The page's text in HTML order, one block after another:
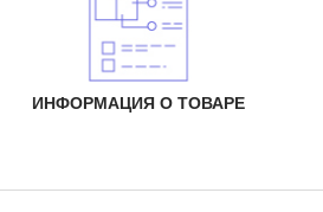
ИНФОРМАЦИЯ О ТОВАРЕ